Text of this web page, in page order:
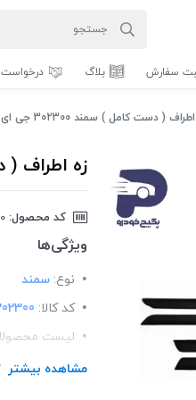
سفارش بلاگ
( دست کامل ) سمند 302300 جی ای اس پی
زه اطراف ( دست
کد محصول:
ویژگی‌ها
نوع: سمند
کد کالا:
لیست
برند:GISP
مشاهده بیشتر